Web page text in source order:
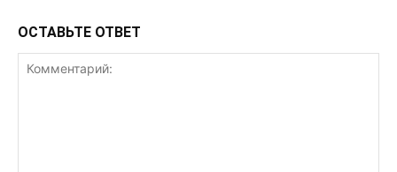
ОСТАВЬТЕ ОТВЕТ